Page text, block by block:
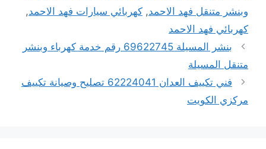
وبنشر متنقل فهد الاحمد, كهربائي سيارات فهد الاحمد,
كهربائي فهد الاحمد
بنشر المسيلة 69622745 رقم خدمة كهرباء وبنشر
متنقل المسيلة
فني تكييف العدان 62224041 تصليح وصيانة تكييف
مركزي الكويت